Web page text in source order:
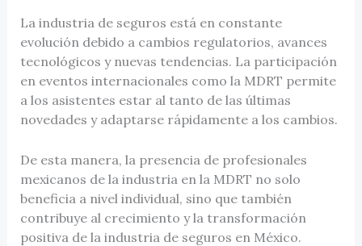
La industria de seguros está en constante
evolución debido a cambios regulatorios, avances
tecnológicos y nuevas tendencias. La participación
en eventos internacionales como la MDRT permite
a los asistentes estar al tanto de las últimas
novedades y adaptarse rápidamente a los cambios.
De esta manera, la presencia de profesionales
mexicanos de la industria en la MDRT no solo
beneficia a nivel individual, sino que también
contribuye al crecimiento y la transformación
positiva de la industria de seguros en México.